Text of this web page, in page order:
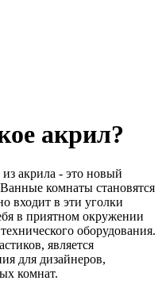
акрил?
акрила - это новый
комнаты становятся
входит в эти уголки
в приятном окружении
оборудования.
является
для дизайнеров,
комнат.